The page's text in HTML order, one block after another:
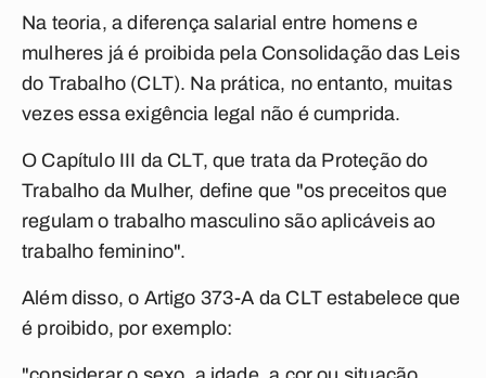
Na teoria, a diferença salarial entre homens e
mulheres já é proibida pela Consolidação das Leis
do Trabalho (CLT). Na prática, no entanto, muitas
vezes essa exigência legal não é cumprida.
O Capítulo III da CLT, que trata da Proteção do
Trabalho da Mulher, define que "os preceitos que
regulam o trabalho masculino são aplicáveis ao
trabalho feminino".
Além disso, o Artigo 373-A da CLT estabelece que
é proibido, por exemplo: